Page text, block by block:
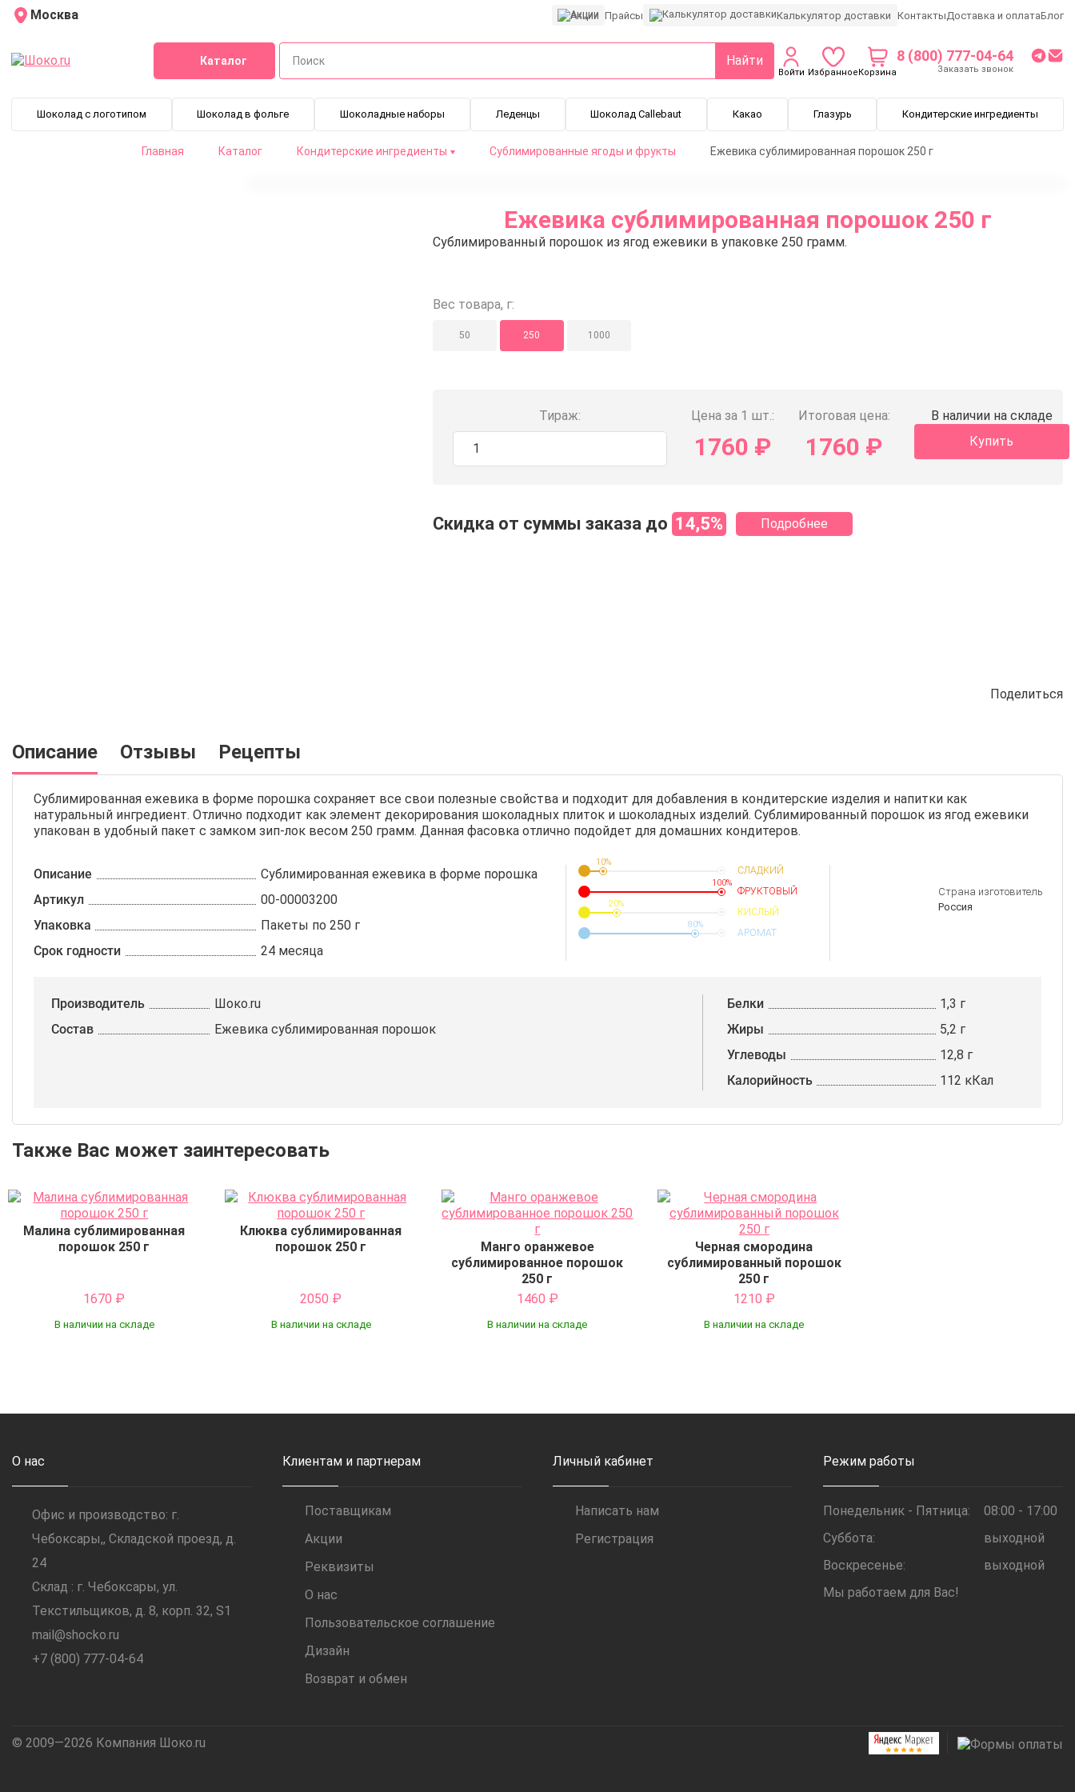
Москва Акции Прайсы Калькулятор доставки КонтактыДоставка и оплатаБлог
Каталог Найти
Войти ИзбранноеКорзина
8 (800) 777-04-64
Заказать звонок
Шоколад с логотипом Шоколад в фольге Шоколадные наборы Леденцы Шоколад Callebaut Какао Глазурь Кондитерские ингредиенты
Главная Каталог Кондитерские ингредиенты Сублимированные ягоды и фрукты Ежевика сублимированная порошок 250 г
Ежевика сублимированная порошок 250 г
Сублимированный порошок из ягод ежевики в упаковке 250 грамм.
Вес товара, г:
50 250 1000
Тираж: Цена за 1 шт.:
1760 ₽
Итоговая цена:
1760 ₽
В наличии на складе
Купить
Скидка от суммы заказа до 14,5% Подробнее
Поделиться
Описание Отзывы Рецепты
Сублимированная ежевика в форме порошка сохраняет все свои полезные свойства и подходит для добавления в кондитерские изделия и напитки как
натуральный ингредиент. Отлично подходит как элемент декорирования шоколадных плиток и шоколадных изделий. Сублимированный порошок из ягод ежевики
упакован в удобный пакет с замком зип-лок весом 250 грамм. Данная фасовка отлично подойдет для домашних кондитеров.
Описание
Сублимированная ежевика в форме порошка
Артикул
00-00003200
Упаковка
Пакеты по 250 г
Срок годности
24 месяца
10%
СЛАДКИЙ
100%
ФРУКТОВЫЙ
20%
КИСЛЫЙ
80%
АРОМАТ
Страна изготовитель
Россия
Производитель
Шоко.ru
Состав
Ежевика сублимированная порошок
Белки
1,3 г
Жиры
5,2 г
Углеводы
12,8 г
Калорийность
112 кКал
Также Вас может заинтересовать
Малина сублимированная
порошок 250 г
1670 ₽
В наличии на складе
Клюква сублимированная
порошок 250 г
2050 ₽
В наличии на складе
Манго оранжевое
сублимированное порошок
250 г
1460 ₽
В наличии на складе
Черная смородина
сублимированный порошок
250 г
1210 ₽
В наличии на складе
О нас
Офис и производство: г.
Чебоксары,, Складской проезд, д.
24
Склад : г. Чебоксары, ул.
Текстильщиков, д. 8, корп. 32, S1
mail@shocko.ru
+7 (800) 777-04-64
Клиентам и партнерам
Поставщикам
Акции
Реквизиты
О нас
Пользовательское соглашение
Дизайн
Возврат и обмен
Личный кабинет
Написать нам
Регистрация
Режим работы
Понедельник - Пятница:
08:00 - 17:00
Суббота:
выходной
Воскресенье:
выходной
Мы работаем для Вас!
© 2009—2026 Компания Шоко.ru